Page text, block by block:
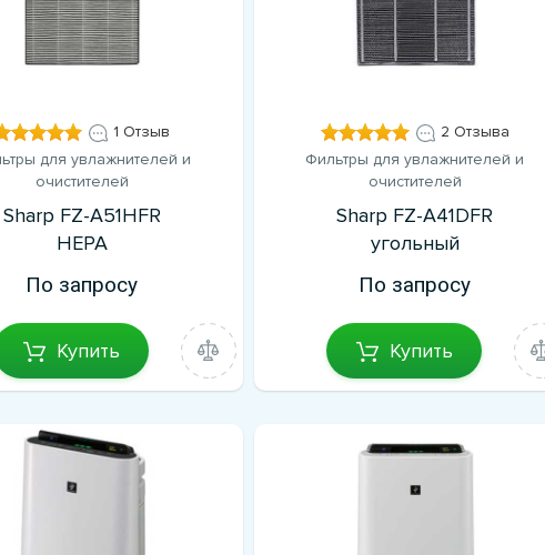
1 Отзыв
для увлажнителей и
очистителей
Sharp FZ-A51HFR
HEPA
По запросу
Купить
2 Отзыва
Фильтры для увлажнителей и
очистителей
Sharp FZ-A41DFR
угольный
По запросу
Купить